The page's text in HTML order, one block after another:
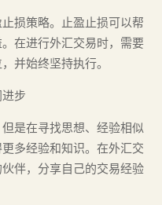
损策略。止盈止损可以帮
在进行外汇交易时，需要
并始终坚持执行。
步
是在寻找思想、经验相似
多经验和知识。在外汇交
伴，分享自己的交易经验